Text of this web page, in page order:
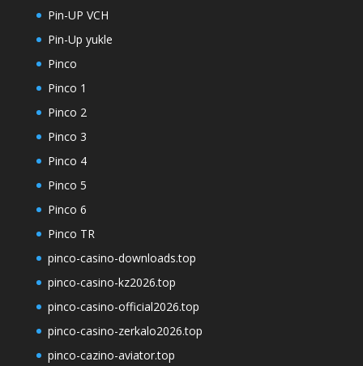
Pin-UP VCH
Pin-Up yukle
Pinco
Pinco 1
Pinco 2
Pinco 3
Pinco 4
Pinco 5
Pinco 6
Pinco TR
pinco-casino-downloads.top
pinco-casino-kz2026.top
pinco-casino-official2026.top
pinco-casino-zerkalo2026.top
pinco-cazino-aviator.top